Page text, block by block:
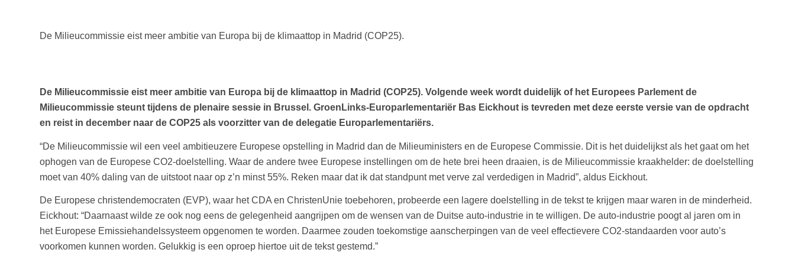
De Milieucommissie eist meer ambitie van Europa bij de klimaattop in Madrid (COP25).
De Milieucommissie eist meer ambitie van Europa bij de klimaattop in Madrid (COP25). Volgende week wordt duidelijk of het Europees Parlement de
Milieucommissie steunt tijdens de plenaire sessie in Brussel. GroenLinks-Europarlementariër Bas Eickhout is tevreden met deze eerste versie van de opdracht
en reist in december naar de COP25 als voorzitter van de delegatie Europarlementariërs.
“De Milieucommissie wil een veel ambitieuzere Europese opstelling in Madrid dan de Milieuministers en de Europese Commissie. Dit is het duidelijkst als het gaat om het
ophogen van de Europese CO2-doelstelling. Waar de andere twee Europese instellingen om de hete brei heen draaien, is de Milieucommissie kraakhelder: de doelstelling
moet van 40% daling van de uitstoot naar op z’n minst 55%. Reken maar dat ik dat standpunt met verve zal verdedigen in Madrid”, aldus Eickhout.
De Europese christendemocraten (EVP), waar het CDA en ChristenUnie toebehoren, probeerde een lagere doelstelling in de tekst te krijgen maar waren in de minderheid.
Eickhout: “Daarnaast wilde ze ook nog eens de gelegenheid aangrijpen om de wensen van de Duitse auto-industrie in te willigen. De auto-industrie poogt al jaren om in
het Europese Emissiehandelssysteem opgenomen te worden. Daarmee zouden toekomstige aanscherpingen van de veel effectievere CO2-standaarden voor auto’s
voorkomen kunnen worden. Gelukkig is een oproep hiertoe uit de tekst gestemd.”